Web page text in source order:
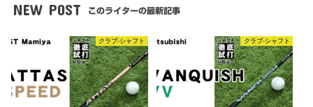
NEW POST このライターの最新記事
クラブ-シャフト クラブ-シャフト